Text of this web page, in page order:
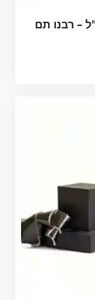
– רבנו תם